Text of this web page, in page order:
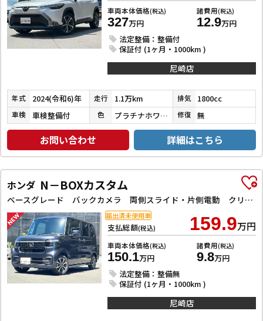
車両本体価格(税込)
327万円
諸費用(税込)
12.9万円
法定整備：整備付
保証付 (1ヶ月・1000km )
尼崎店
年式 2024(令和6)年 走行 1.1万km 排気 1800cc
車検 車検整備付 色 プラチナホワイトパールマイカ／アティチュードブラックマイカ 修復 無
お問い合わせ 詳細はこちら
ホンダ N－BOXカスタム
ベースグレード バックカメラ 両側スライド・片側電動 クリアランスソナー レーンアシスト オートライト スマートキー 電動格納ミラー CVT ESC USB チップアップシート アルミホイール エアコン
支払総額(税込) 159.9万円
車両本体価格(税込)
150.1万円
諸費用(税込)
9.8万円
法定整備：整備無
保証付 (1ヶ月・1000km )
届出済未使用車
尼崎店